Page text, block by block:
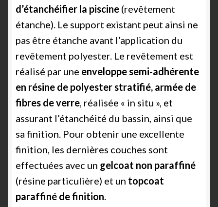
d’étanchéifier la piscine (revêtement
étanche). Le support existant peut ainsi ne
pas être étanche avant l’application du
revêtement polyester. Le revêtement est
réalisé par une enveloppe semi-adhérente
en résine de polyester stratifié, armée de
fibres de verre, réalisée « in situ », et
assurant l’étanchéité du bassin, ainsi que
sa finition. Pour obtenir une excellente
finition, les dernières couches sont
effectuées avec un gelcoat non paraffiné
(résine particulière) et un topcoat
paraffiné de finition.